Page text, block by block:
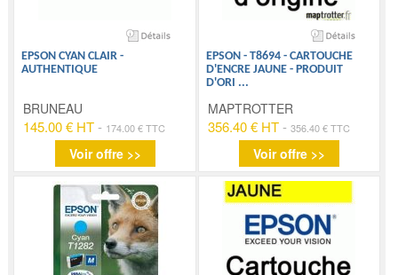
EPSON CYAN CLAIR -
AUTHENTIQUE
BRUNEAU
145.00 € HT - 174.00 € TTC
Voir offre >>
EPSON - T8694 - CARTOUCHE
D'ENCRE JAUNE - PRODUIT
D'ORI ...
MAPTROTTER
356.40 € HT- 356.40 € TTC
Voir offre >>